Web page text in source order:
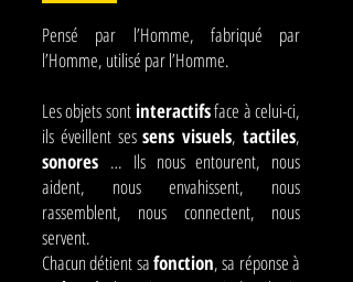
Pensé par l’Homme, fabriqué par
l’Homme, utilisé par l’Homme.
Les objets sont interactifsface à celui-ci,
ils éveillent sessens visuels,tactiles,
sonores … Ils nous entourent, nous
aident, nous envahissent, nous
rassemblent, nous connectent, nous
servent.
Chacun détient safonction, sa réponse à